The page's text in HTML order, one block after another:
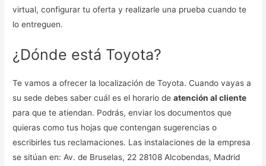
virtual, configurar tu oferta y realizarle una prueba cuando te
lo entreguen.
¿Dónde está Toyota?
Te vamos a ofrecer la localización de Toyota. Cuando vayas a
su sede debes saber cuál es el horario deatención al cliente
para que te atiendan. Podrás, enviar los documentos que
quieras como tus hojas que contengan sugerencias o
escribirles tus reclamaciones. Las instalaciones de la empresa
se sitúan en: Av. de Bruselas, 22 28108 Alcobendas, Madrid